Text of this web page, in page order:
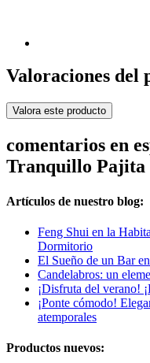
Valoraciones del
Valora este producto
comentarios en
Tranquillo Pajita
Artículos de nuestro blog:
Feng Shui en la
Dormitorio
El Sueño de un Bar
Candelabros: un
¡Disfruta del verano!
¡Ponte cómodo!
atemporales
Productos nuevos: